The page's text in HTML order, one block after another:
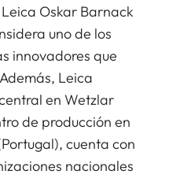
Oskar Barnack
uno de los
innovadores que
Leica
en Wetzlar
de producción en
cuenta con
nacionales